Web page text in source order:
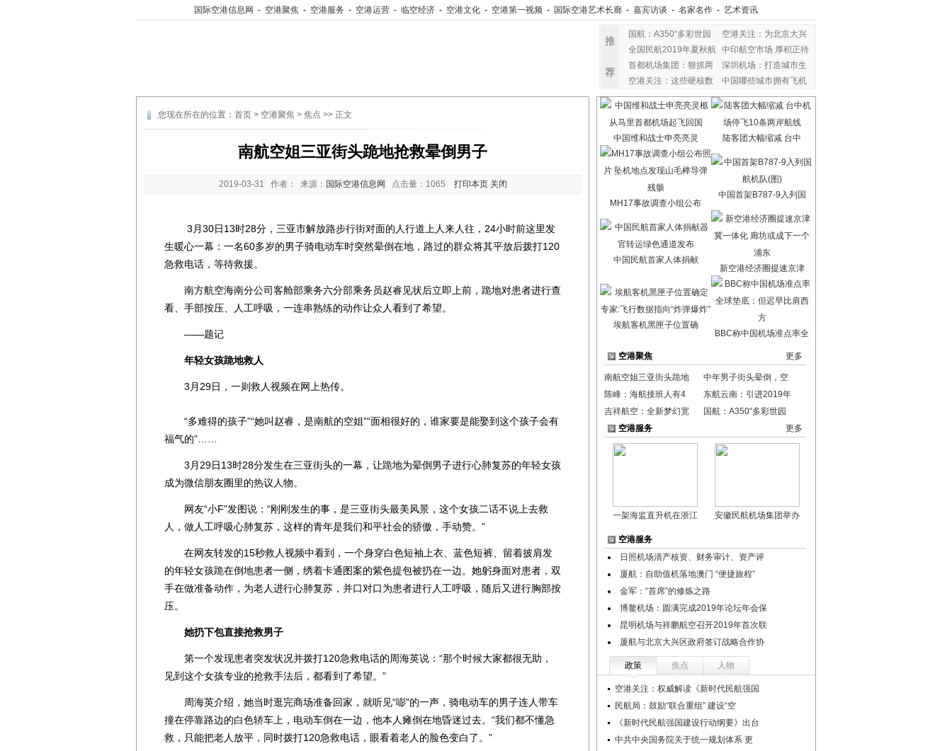
国际空港信息网 - 空港聚焦 - 空港服务 - 空港运营 - 临空经济 - 空港文化 - 空港第一视频 - 国际空港艺术长廊 - 嘉宾访谈 - 名家名作 - 艺术资讯
推
荐
国航：A350“多彩世园
空港关注：为北京大兴
全国民航2019年夏秋航 中印航空市场 厚积正待
首都机场集团：狠抓两
深圳机场：打造城市生
空港关注：这些硬核数
中国哪些城市拥有飞机
您现在所在的位置： 首页 > 空港聚焦 > 焦点 >> 正文
南航空姐三亚街头跪地抢救晕倒男子
2019-03-31 作者： 来源： 国际空港信息网 点击量： 1065 打印本页 关闭
3月30日13时28分，三亚市解放路步行街对面的人行道上人来人往，24小时前这里发
生暖心一幕：一名60多岁的男子骑电动车时突然晕倒在地，路过的群众将其平放后拨打120
急救电话，等待救援。
南方航空海南分公司客舱部乘务六分部乘务员赵睿见状后立即上前，跪地对患者进行查
看、手部按压、人工呼吸，一连串熟练的动作让众人看到了希望。
——题记
年轻女孩跪地救人
3月29日，一则救人视频在网上热传。
“多难得的孩子”“她叫赵睿，是南航的空姐”“面相很好的，谁家要是能娶到这个孩子会有
福气的”……
3月29日13时28分发生在三亚街头的一幕，让跪地为晕倒男子进行心肺复苏的年轻女孩
成为微信朋友圈里的热议人物。
网友“小F”发图说：“刚刚发生的事，是三亚街头最美风景，这个女孩二话不说上去救
人，做人工呼吸心肺复苏，这样的青年是我们和平社会的骄傲，手动赞。”
在网友转发的15秒救人视频中看到，一个身穿白色短袖上衣、蓝色短裤、留着披肩发
的年轻女孩跪在倒地患者一侧，绣着卡通图案的紫色提包被扔在一边。她躬身面对患者，双
手在做准备动作，为老人进行心肺复苏，并口对口为患者进行人工呼吸，随后又进行胸部按
压。
她扔下包直接抢救男子
第一个发现患者突发状况并拨打120急救电话的周海英说：“那个时候大家都很无助，
见到这个女孩专业的抢救手法后，都看到了希望。”
周海英介绍，她当时逛完商场准备回家，就听见“嘭”的一声，骑电动车的男子连人带车
撞在停靠路边的白色轿车上，电动车倒在一边，他本人瘫倒在地昏迷过去。“我们都不懂急
救，只能把老人放平，同时拨打120急救电话，眼看着老人的脸色变白了。”
中国维和战士申亮亮灵 陆客团大幅缩减 台中
MH17事故调查小组公布
中国首架B787-9入列国
中国民航首家人体捐献
新空港经济圈提速京津
埃航客机黑匣子位置确
BBC称中国机场准点率全
空港聚焦 更多
南航空姐三亚街头跪地
中年男子街头晕倒，空
陈峰：海航接班人有4
东航云南：引进2019年
吉祥航空：全新梦幻宽
国航：A350“多彩世园
空港服务
更多
一架海监直升机在浙江 安徽民航机场集团举办
空港服务
日照机场清产核资、财务审计、资产评
厦航：自助值机落地澳门 “便捷旅程”
金军：“首席”的修炼之路
博鳌机场：圆满完成2019年论坛年会保
昆明机场与祥鹏航空召开2019年首次联
厦航与北京大兴区政府签订战略合作协
政策 焦点 人物
空港关注：权威解读《新时代民航强国
民航局：鼓励“联合重组” 建设“空
《新时代民航强国建设行动纲要》出台
中共中央国务院关于统一规划体系 更